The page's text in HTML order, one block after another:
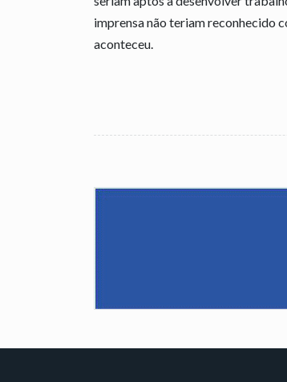
imprensa não teriam reconhecido
aconteceu.